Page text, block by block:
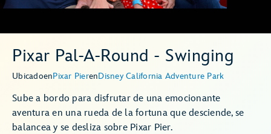
Pixar Pal-A-Round - Swinging
UbicadoenPixar PierenDisney California Adventure Park
Sube a bordo para disfrutar de una emocionante
aventura en una rueda de la fortuna que desciende, se
balancea y se desliza sobre Pixar Pier.